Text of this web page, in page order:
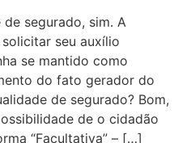
segurado, sim. A
seu auxílio
se mantido como
do fato gerador do
de segurado? Bom,
de o cidadão
“Facultativa” – […]